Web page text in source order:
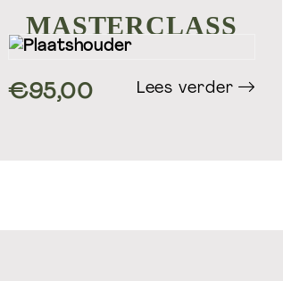
MASTERCLASS
€95,00 Lees verder